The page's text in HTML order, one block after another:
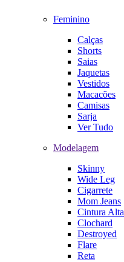
Feminino
Calças
Shorts
Saias
Jaquetas
Vestidos
Macacões
Camisas
Sarja
Ver Tudo
Modelagem
Skinny
Wide Leg
Cigarrete
Mom Jeans
Cintura Alta
Clochard
Destroyed
Flare
Reta